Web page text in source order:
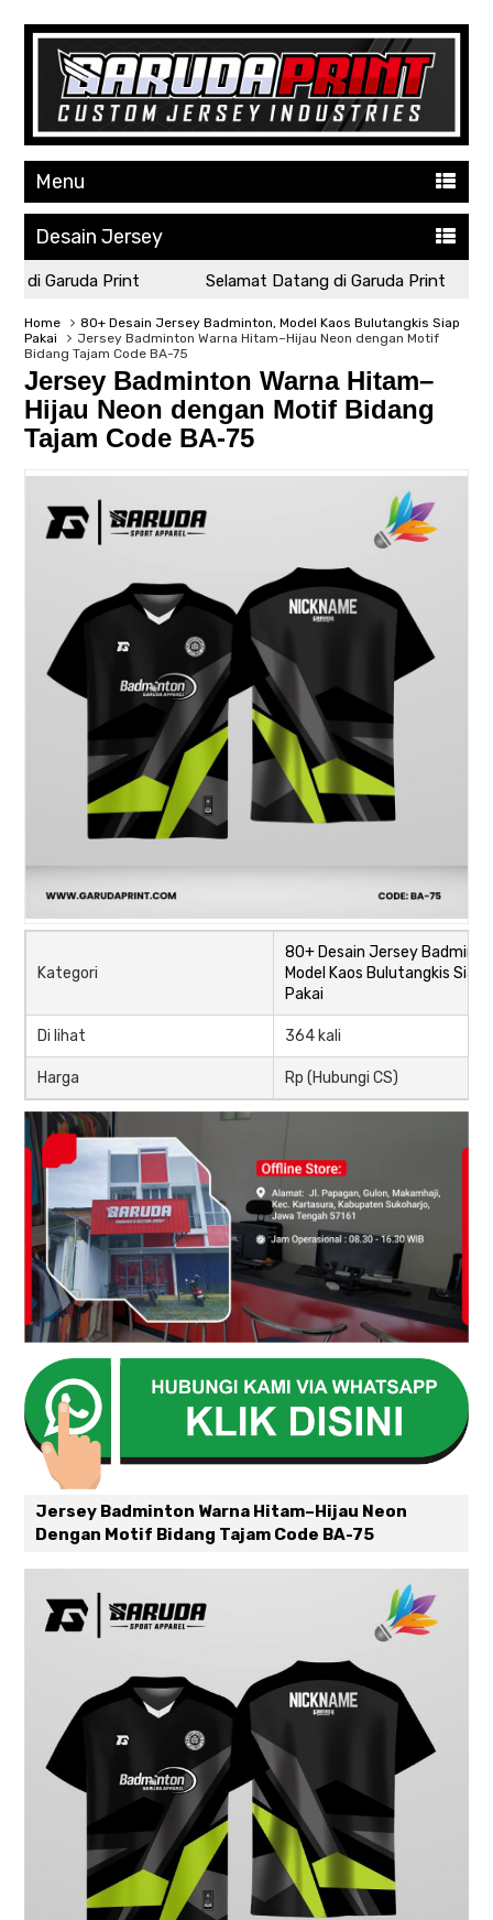
Menu
Desain Jersey
di Garuda Print Selamat Datang di Garuda Print
Home
80+ Desain Jersey Badminton, Model Kaos Bulutangkis Siap
Pakai
Jersey Badminton Warna Hitam–Hijau Neon dengan Motif
Bidang Tajam Code BA-75
Jersey Badminton Warna Hitam–
Hijau Neon dengan Motif Bidang
Tajam Code BA-75
Kategori
80+ Desain Jersey
Model Kaos Bulutangkis Siap
Pakai
Di lihat 364 kali
Harga Rp (Hubungi CS)
Jersey Badminton Warna Hitam–Hijau Neon
Dengan Motif Bidang Tajam Code BA-75